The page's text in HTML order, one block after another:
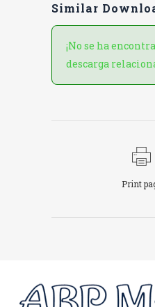
Similar
¡No se ha
descarga
Print